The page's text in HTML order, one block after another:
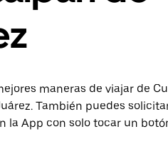
maneras de viajar de
También puedes
la App con solo tocar un